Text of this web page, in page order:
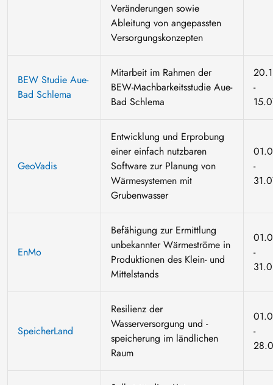
Veränderungen sowie
Ableitung von angepassten
Versorgungskonzepten
BEW Studie Aue-
Bad Schlema
Mitarbeit im Rahmen der
BEW-Machbarkeitsstudie Aue-
Bad Schlema
-
GeoVadis
Entwicklung und Erprobung
einer einfach nutzbaren
Software zur Planung von
Wärmesystemen mit
Grubenwasser
-
EnMo
Befähigung zur Ermittlung
unbekannter Wärmeströme in
Produktionen des Klein- und
Mittelstands
-
SpeicherLand
Resilienz der
Wasserversorgung und -
speicherung im ländlichen
Raum
-